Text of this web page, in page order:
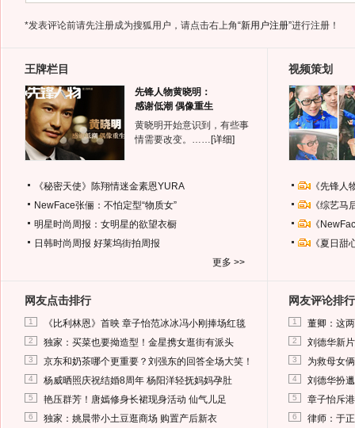
*发表评论前请先注册成为搜狐用户，请点击右上角“新用户注册”进行注册！
王牌栏目
先锋人物黄晓明：
感谢低潮 偶像重生
黄晓明开始意识到，有些事
情需要改变。…… [详细]
《秘密天使》陈翔情迷金素恩YURA
NewFace张俪：不怕定型“物质女”
明星时尚周报：女明星的欲望衣橱
日韩时尚周报 好莱坞街拍周报
更多 >>
视频策划
《先锋
《综艺
《
《夏日
网友点击排行
1 《比利林恩》首映 章子怡范冰冰冯小刚捧场红毯
2 独家：买菜也要拗造型！金星携女逛街有派头
3 京东和奶茶哪个更重要？刘强东的回答全场大笑！
4 杨威晒照庆祝结婚8周年 杨阳洋轻抚妈妈孕肚
5 艳压群芳！唐嫣修身长裙现身活动 仙气儿足
6 独家：姚晨带小土豆逛商场 购置产后新衣
网友评论排行
1 董卿：这
2 刘德华新
3 为救母女
4 刘德华扮
5 章子怡斥
6 律师：于